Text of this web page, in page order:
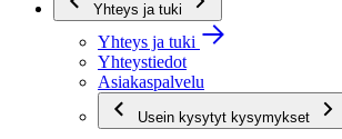
Yhteys ja tuki
Yhteys ja tuki
Yhteystiedot
Asiakaspalvelu
Usein kysytyt kysymykset